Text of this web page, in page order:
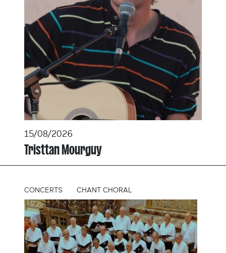
15/08/2026
Tristtan Mourguy
CONCERTS CHANT CHORAL